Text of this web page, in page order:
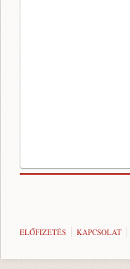
ELŐFIZETÉS KAPCSOLAT